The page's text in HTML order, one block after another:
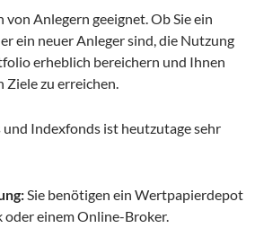
von Anlegern geeignet. Ob Sie ein
ein neuer Anleger sind, die Nutzung
erheblich bereichern und Ihnen
Ziele zu erreichen.
Indexfonds ist heutzutage sehr
Sie benötigen ein Wertpapierdepot
oder einem Online-Broker.